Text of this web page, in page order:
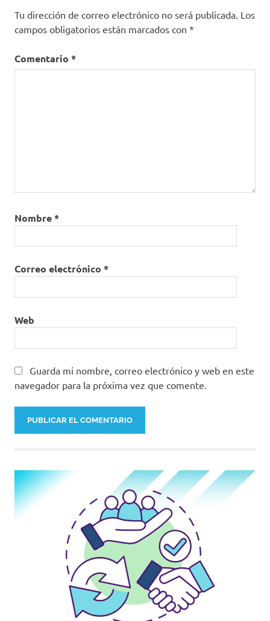
Ser
EPS
Proceso
Tu dirección de correo electrónico no será publicada. Los
campos obligatorios están marcados con *
Comentario *
Nombre*
Correo electrónico *
Web
Guarda mi nombre, correo electrónico y web en este
navegador para la próxima vez que comente.